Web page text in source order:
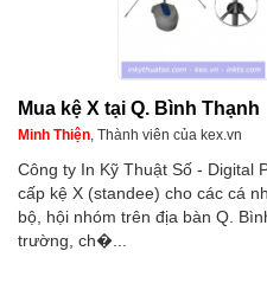
Mua kệ X tại Q. Bình Thạnh
Minh Thiện, Thành viên của kex.vn
Công ty In Kỹ Thuật Số - Digital
cấp kệ X (standee) cho các cá
bộ, hội nhóm trên địa bàn Q.
trường, ch�...